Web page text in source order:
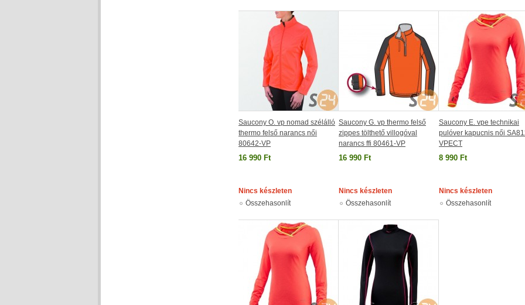
Saucony O. vp nomad szélálló
thermo felső narancs női
80642-VP
16 990 Ft
Nincs készleten
Összehasonlít
Saucony G. vp thermo felső
zippes tölthető villogóval
narancs ffi 80461-VP
16 990 Ft
Nincs készleten
Összehasonlít
Saucony E. vpe technikai
pulóver kapucnis női
VPECT
8 990 Ft
Nincs készleten
Összehasonlít